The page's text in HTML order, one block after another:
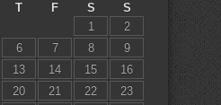
T F S
S
1
2
6 7 8
9
13 14 15
16
20 21 22
23